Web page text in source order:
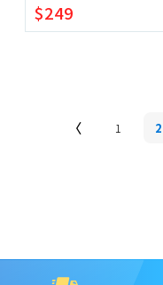
$249
1 2